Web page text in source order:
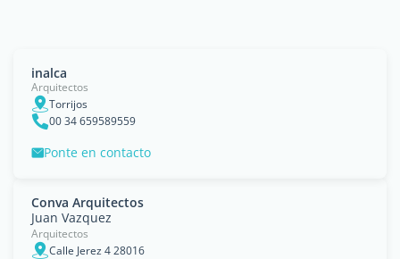
inalca
Arquitectos
Torrijos
00 34 659589559
Ponte en contacto
Conva Arquitectos
Juan Vazquez
Arquitectos
Calle Jerez 4 28016